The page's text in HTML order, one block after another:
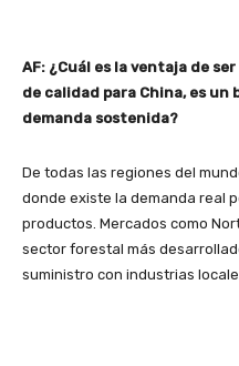
AF: ¿Cuál es la ventaja de
de calidad para China, es un
demanda sostenida?
De todas las regiones del
donde existe la demanda real
productos. Mercados como
sector forestal más
suministro con industrias